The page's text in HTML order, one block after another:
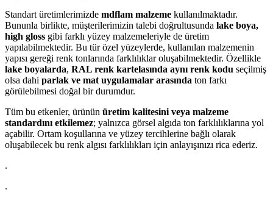
Standart üretimlerimizde mdflam malzeme kullanılmaktadır.
Bununla birlikte, müşterilerimizin talebi doğrultusunda lake boya,
high gloss gibi farklı yüzey malzemeleriyle de üretim
yapılabilmektedir. Bu tür özel yüzeylerde, kullanılan malzemenin
yapısı gereği renk tonlarında farklılıklar oluşabilmektedir. Özellikle
lake boyalarda, RAL renk kartelasında aynı renk kodu seçilmiş
olsa dahi parlak ve mat uygulamalar arasında ton farkı
görülebilmesi doğal bir durumdur.
Tüm bu etkenler, ürünün üretim kalitesini veya malzeme
standardını etkilemez; yalnızca görsel algıda ton farklılıklarına yol
açabilir. Ortam koşullarına ve yüzey tercihlerine bağlı olarak
oluşabilecek bu renk algısı farklılıkları için anlayışınızı rica ederiz.
.
.